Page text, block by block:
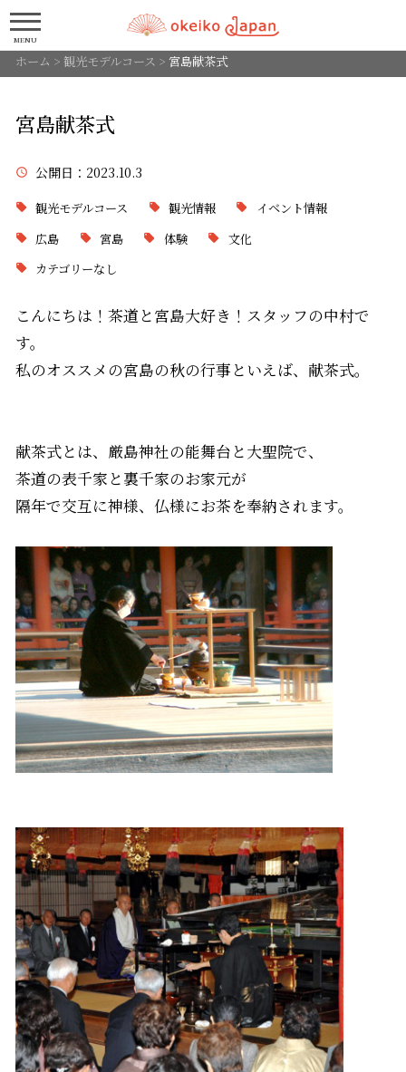
MENU
ホーム > 観光モデルコース > 宮島献茶式
宮島献茶式
公開日 ：2023.10.3
観光モデルコース 観光情報
イベント情報
広島
宮島 体験
文化
カテゴリーなし
こんにちは！茶道と宮島大好き！スタッフの中村で
す。
私のオススメの宮島の秋の行事といえば、献茶式。
献茶式とは、厳島神社の能舞台と大聖院で、
茶道の表千家と裏千家のお家元が
隔年で交互に神様、仏様にお茶を奉納されます。